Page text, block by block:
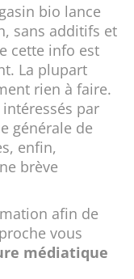
bio lance
sans additifs et
cette info est
La plupart
rien à faire.
par
générale de
enfin,
brève
afin de
vous
médiatique